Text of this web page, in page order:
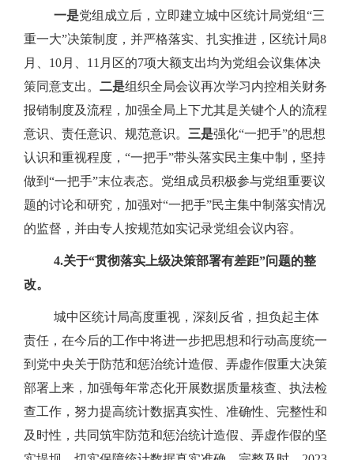
一是党组成立后，立即建立城中区统计局党组“三
重一大”决策制度，并严格落实、扎实推进，区统计局8
月、 10月、 11月区的7项大额支出均为党组会议集体决
策同意支出。 二是组织全局会议再次学习内控相关财务
报销制度及流程，加强全局上下尤其是关键个人的流程
意识、责任意识、规范意识。 三是强化“一把手”的思想
认识和重视程度，“一把手”带头落实民主集中制，坚持
做到“一把手”末位表态。党组成员积极参与党组重要议
题的讨论和研究，加强对“一把手”民主集中制落实情况
的监督，并由专人按规范如实记录党组会议内容。
4.关于“贯彻落实上级决策部署有差距”问题的整
改。
城中区统计局高度重视，深刻反省，担负起主体
责任，在今后的工作中将进一步把思想和行动高度统一
到党中央关于防范和惩治统计造假、弄虚作假重大决策
部署上来，加强每年常态化开展数据质量核查、执法检
查工作，努力提高统计数据真实性、准确性、完整性和
及时性，共同筑牢防范和惩治统计造假、弄虚作假的坚